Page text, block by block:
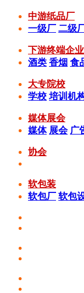
中游纸品厂
一级厂 二级
下游终端企业
酒类 香烟 食
大专院校
学校 培训机
媒体展会
媒体 展会 广
协会
软包装
软包厂 软包